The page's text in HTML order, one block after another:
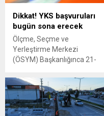
Dikkat! YKS başvuruları
bugün sona erecek
Ölçme, Seçme ve
Yerleştirme Merkezi
(ÖSYM) Başkanlığınca 21-
2025 Yükseköğretim
Kurumları Sınavı (2025-YKS)
başvuruları bugün 23.59'da
sona erecek.